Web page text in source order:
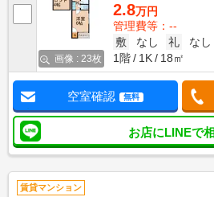
画像 : 23枚
2.8万円
管理費等：--
敷
なし 礼
なし
1階
1K 18㎡
空室確認 無料
お店にLINEで
賃貸マンション